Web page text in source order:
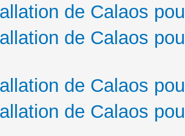
de Calaos
de Calaos
de Calaos
de Calaos